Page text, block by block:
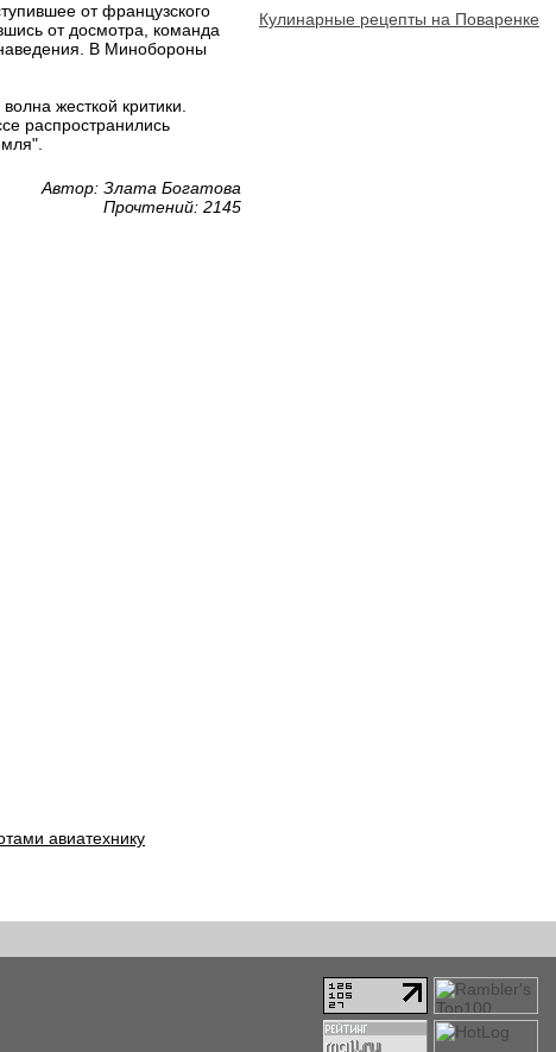
от французского
от досмотра, команда
В Минобороны
жесткой критики.
распространились
Автор: Злата Богатова
Прочтений: 2145
авиатехнику
Кулинарные рецепты на Поваренке